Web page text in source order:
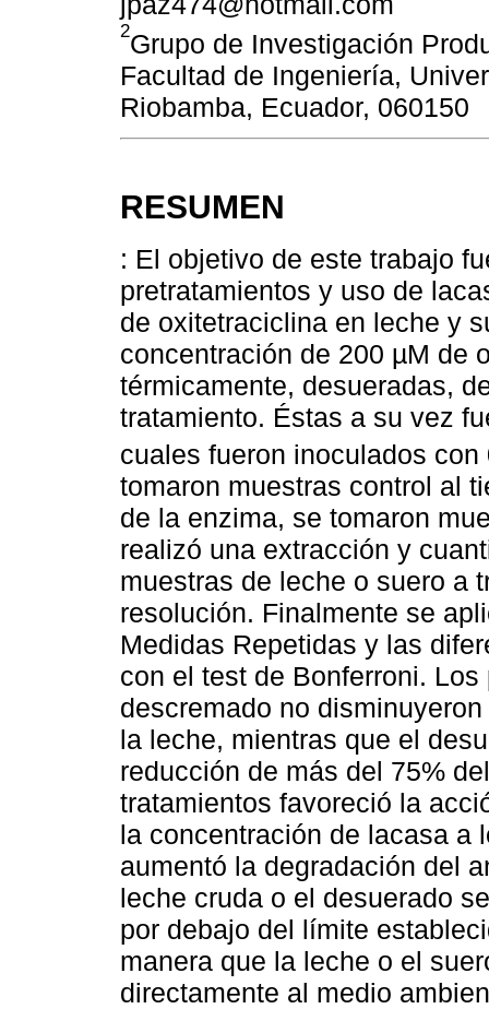
2Grupo de Investigación
Facultad de Ingeniería,
Riobamba, Ecuador, 060150
RESUMEN
: El objetivo de este trabajo
pretratamientos y uso de
de oxitetraciclina en leche y
concentración de 200 µM de
térmicamente, desueradas,
tratamiento. Éstas a su vez
cuales fueron inoculados
tomaron muestras control al
de la enzima, se tomaron
realizó una extracción y
muestras de leche o suero a
resolución. Finalmente se
Medidas Repetidas y las
con el test de Bonferroni.
descremado no
la leche, mientras que el
reducción de más del 75%
tratamientos favoreció la
la concentración de lacasa a
aumentó la degradación del
leche cruda o el desuerado
por debajo del límite
manera que la leche o el
directamente al medio